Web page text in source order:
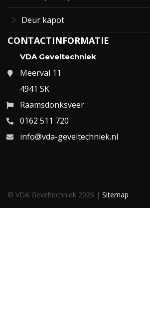
Deur kapot
CONTACTINFORMATIE
VDA Geveltechniek
Meerval 11
4941 SK
Raamsdonksveer
0162 511 720
info@vda-geveltechniek.nl
© VDA Geveltechniek 2026 | Sitemap